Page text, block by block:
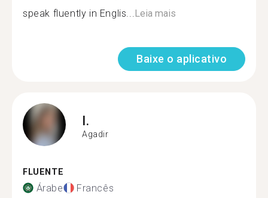
speak fluently in Englis...Leia mais
Baixe o aplicativo
I.
Agadir
FLUENTE
Árabe Francês